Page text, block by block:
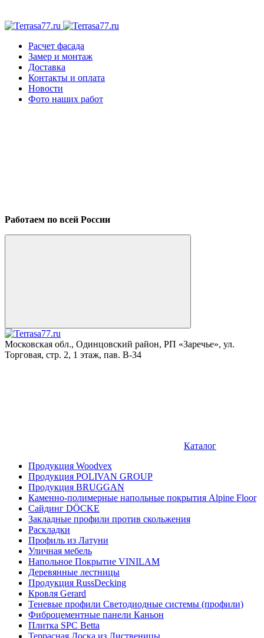
Расчет фасада
Замер и монтаж
Доставка
Контакты и оплата
Новости
Фото наших работ
Работаем по всей России
Московская обл., Одинцовский район, РП «Заречье», ул.
Торговая, стр. 2, 1 этаж, пав. B-34
Каталог
Продукция Woodvex
Продукция POLIVAN GROUP
Продукция BRUGGAN
Каменно-полимерные напольные покрытия Alpine Floor
Сайдинг DÖCKE
Закладные профили против скольжения
Раскладки
Профиль из Латуни
Уличная мебель
Напольное Покрытие VINILAM
Деревянные лестницы
Продукция RussDecking
Кровля Gerard
Теневые профили Светодиодные системы (профили)
Фиброцементные панели Каньон
Плитка SPC Betta
Террасная Доска из Лиственицы